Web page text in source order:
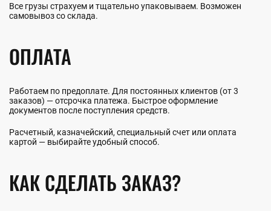
Все грузы страхуем и тщательно упаковываем. Возможен
самовывоз со склада.
ОПЛАТА
Работаем по предоплате. Для постоянных клиентов (от 3
заказов) — отсрочка платежа. Быстрое оформление
документов после поступления средств.
Расчетный, казначейский, специальный счет или оплата
картой — выбирайте удобный способ.
КАК СДЕЛАТЬ ЗАКАЗ?